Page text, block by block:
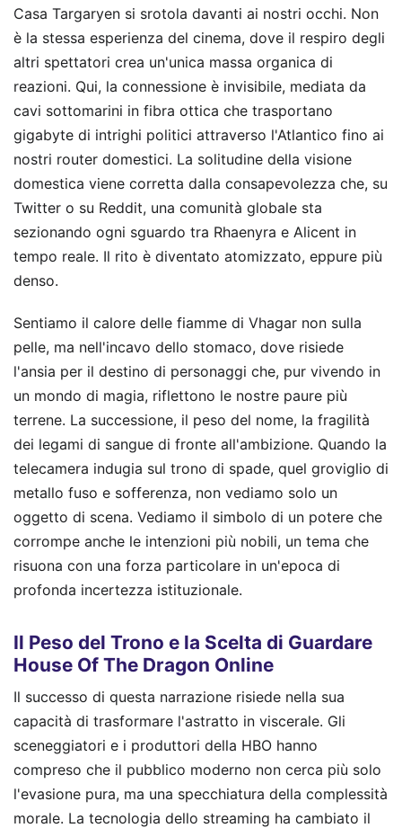
Casa Targaryen si srotola davanti ai nostri occhi. Non
è la stessa esperienza del cinema, dove il respiro degli
altri spettatori crea un'unica massa organica di
reazioni. Qui, la connessione è invisibile, mediata da
cavi sottomarini in fibra ottica che trasportano
gigabyte di intrighi politici attraverso l'Atlantico fino ai
nostri router domestici. La solitudine della visione
domestica viene corretta dalla consapevolezza che, su
Twitter o su Reddit, una comunità globale sta
sezionando ogni sguardo tra Rhaenyra e Alicent in
tempo reale. Il rito è diventato atomizzato, eppure più
denso.
Sentiamo il calore delle fiamme di Vhagar non sulla
pelle, ma nell'incavo dello stomaco, dove risiede
l'ansia per il destino di personaggi che, pur vivendo in
un mondo di magia, riflettono le nostre paure più
terrene. La successione, il peso del nome, la fragilità
dei legami di sangue di fronte all'ambizione. Quando la
telecamera indugia sul trono di spade, quel groviglio di
metallo fuso e sofferenza, non vediamo solo un
oggetto di scena. Vediamo il simbolo di un potere che
corrompe anche le intenzioni più nobili, un tema che
risuona con una forza particolare in un'epoca di
profonda incertezza istituzionale.
Il Peso del Trono e la Scelta di Guardare
House Of The Dragon Online
Il successo di questa narrazione risiede nella sua
capacità di trasformare l'astratto in viscerale. Gli
sceneggiatori e i produttori della HBO hanno
compreso che il pubblico moderno non cerca più solo
l'evasione pura, ma una specchiatura della complessità
morale. La tecnologia dello streaming ha cambiato il